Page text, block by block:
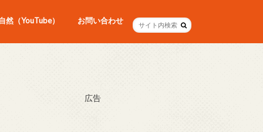
然（YouTube） お問い合わせ
広告